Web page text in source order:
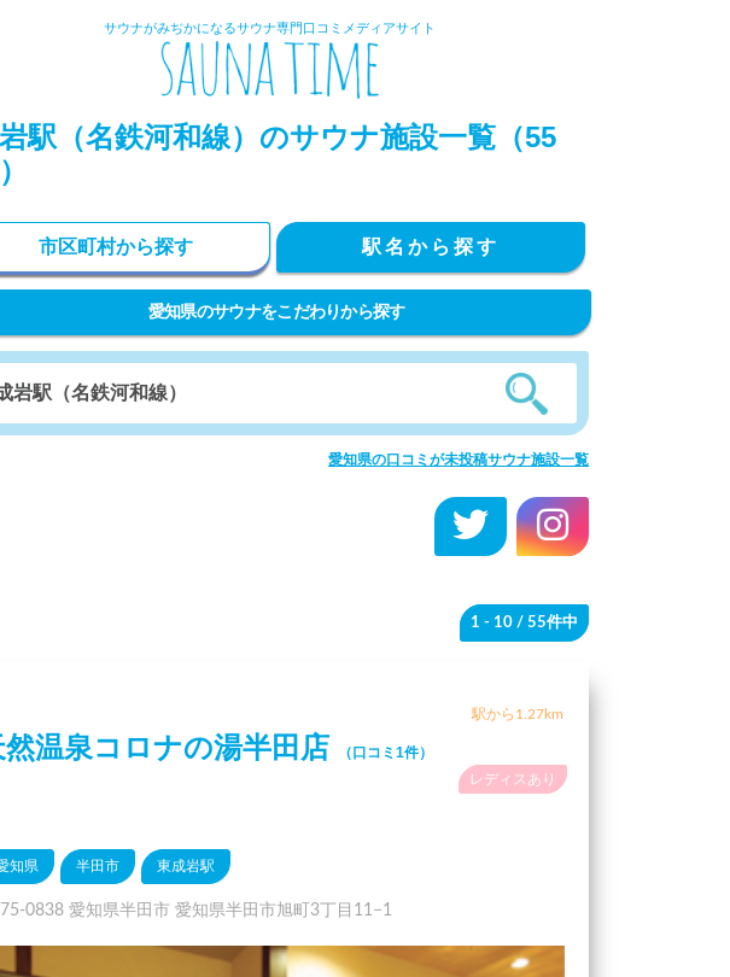
サウナがみぢかになるサウナ専門口コミメディアサイト
駅（名鉄河和線）のサウナ施設一覧（55
市区町村から探す 駅名から探す
愛知県のサウナをこだわりから探す
愛知県の口コミが未投稿サウナ施設一覧
1 - 10 / 55件中
駅から1.27km
然温泉コロナの湯半田店 （口コミ1件）
レディスあり
知県 半田市 東成岩駅
0838 愛知県半田市 愛知県半田市旭町3丁目11−1